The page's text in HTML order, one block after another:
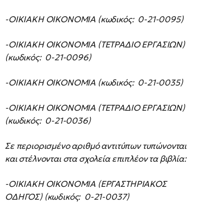
-ΟΙΚΙΑΚΗ ΟΙΚΟΝΟΜΙΑ (κωδικός: 0-21-0095)
-ΟΙΚΙΑΚΗ ΟΙΚΟΝΟΜΙΑ (ΤΕΤΡΑΔΙΟ ΕΡΓΑΣΙΩΝ)
(κωδικός: 0-21-0096)
-ΟΙΚΙΑΚΗ ΟΙΚΟΝΟΜΙΑ (κωδικός: 0-21-0035)
-ΟΙΚΙΑΚΗ ΟΙΚΟΝΟΜΙΑ (ΤΕΤΡΑΔΙΟ ΕΡΓΑΣΙΩΝ)
(κωδικός: 0-21-0036)
Σε περιορισμένο αριθμό αντιτύπων τυπώνονται
και στέλνονται στα σχολεία επιπλέον τα βιβλία:
-ΟΙΚΙΑΚΗ ΟΙΚΟΝΟΜΙΑ (ΕΡΓΑΣΤΗΡΙΑΚΟΣ
ΟΔΗΓΟΣ) (κωδικός: 0-21-0037)